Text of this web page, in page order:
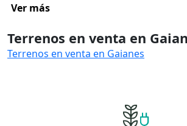
Ver más
Terrenos en venta en
Terrenos en venta en Gaianes